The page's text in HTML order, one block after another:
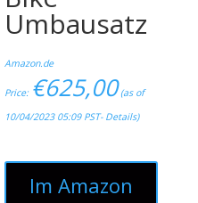
Umbausatz
Amazon.de
Price: €625,00(as of
10/04/2023 05:09 PST- Details)
Im Amazon